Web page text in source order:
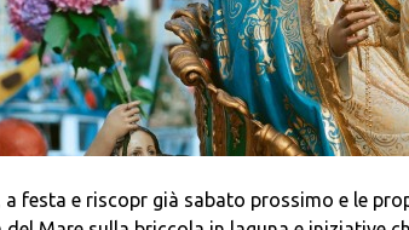
a festa e riscopr già sabato prossimo e le